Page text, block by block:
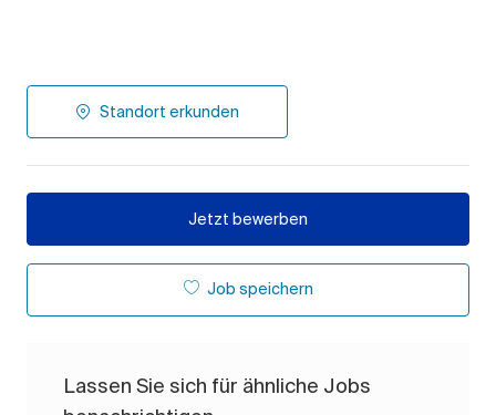
Standort erkunden
Jetzt bewerben
Job speichern
Lassen Sie sich für ähnliche Jobs